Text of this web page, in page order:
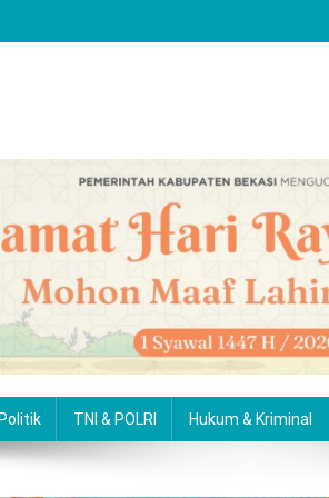
Politik TNI & POLRI Hukum & Kriminal